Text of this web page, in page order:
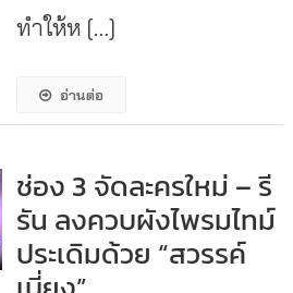
ทำให้ห […]
อ่านต่อ
ช่อง 3 จัดละครใหม่ – รี
รัน ลงควบผังไพรมไทม์
ประเดิมด้วย “สวรรค์